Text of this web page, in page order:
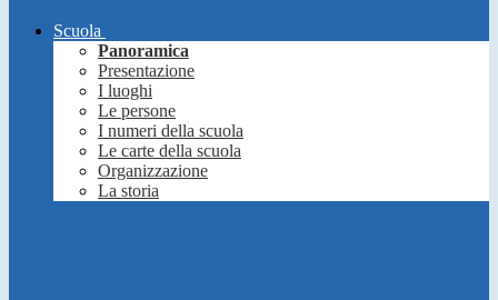
Scuola
Panoramica
Presentazione
I luoghi
Le persone
I numeri della scuola
Le carte della scuola
Organizzazione
La storia